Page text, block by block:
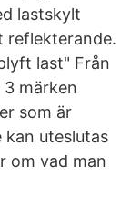
lastskylt
reflekterande.
last" Från
3 märken
som är
kan uteslutas
om vad man